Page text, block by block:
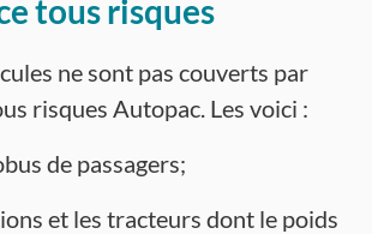
tous risques
ne sont pas couverts par
risques Autopac. Les voici :
de passagers;
et les tracteurs dont le poids